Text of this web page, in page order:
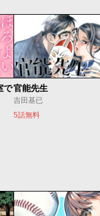
で官能先生
吉田基已
5話無料